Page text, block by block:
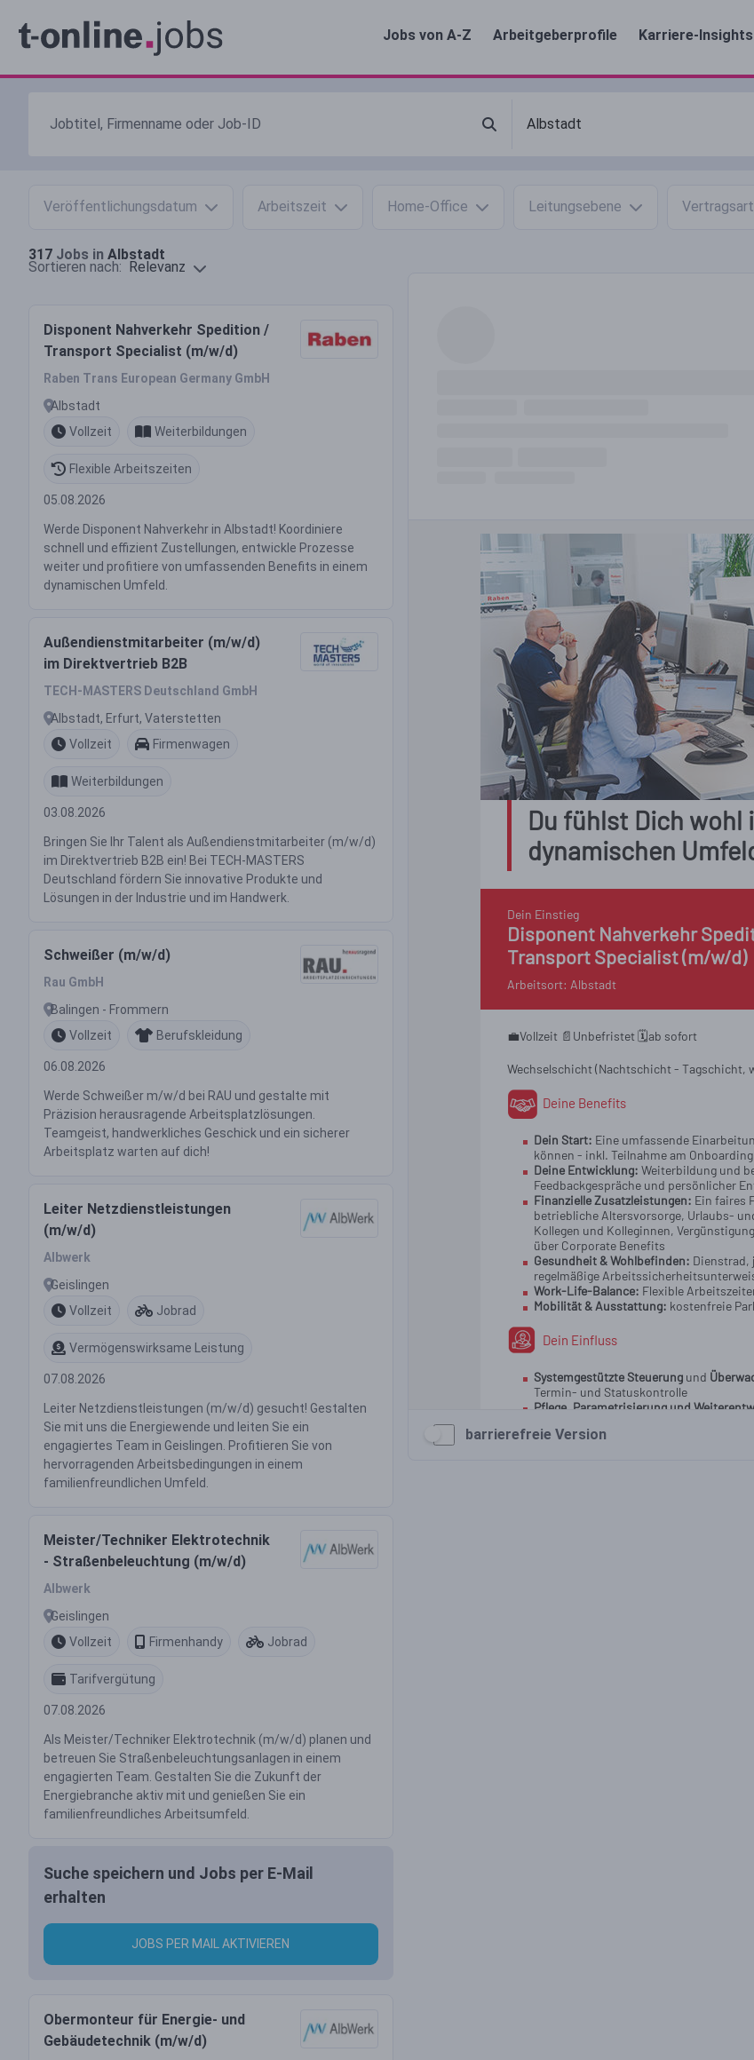
Jobs von A-Z Arbeitgeberprofile Karriere-Insights
Veröffentlichungsdatum Arbeitszeit Home-Office Leitungsebene Vertragsart
317 Jobs in Albstadt
Sortieren nach: Relevanz
Disponent Nahverkehr Spedition /
Transport Specialist (m/w/d)
Raben Trans European Germany GmbH
Albstadt
Vollzeit
Weiterbildungen
Flexible Arbeitszeiten
05.08.2026
Werde Disponent Nahverkehr in Albstadt! Koordiniere
schnell und effizient Zustellungen, entwickle Prozesse
weiter und profitiere von umfassenden Benefits in einem
dynamischen Umfeld.
Außendienstmitarbeiter (m/w/d)
im Direktvertrieb B2B
TECH-MASTERS Deutschland GmbH
Albstadt, Erfurt, Vaterstetten
Vollzeit
Firmenwagen
Weiterbildungen
03.08.2026
Bringen Sie Ihr Talent als Außendienstmitarbeiter (m/w/d)
im Direktvertrieb B2B ein! Bei TECH-MASTERS
Deutschland fördern Sie innovative Produkte und
Lösungen in der Industrie und im Handwerk.
Schweißer (m/w/d)
Rau GmbH
Balingen - Frommern
Vollzeit
Berufskleidung
06.08.2026
Werde Schweißer m/w/d bei RAU und gestalte mit
Präzision herausragende Arbeitsplatzlösungen.
Teamgeist, handwerkliches Geschick und ein sicherer
Arbeitsplatz warten auf dich!
Leiter Netzdienstleistungen
(m/w/d)
Albwerk
Geislingen
Vollzeit
Jobrad
Vermögenswirksame Leistung
07.08.2026
Leiter Netzdienstleistungen (m/w/d) gesucht! Gestalten
Sie mit uns die Energiewende und leiten Sie ein
engagiertes Team in Geislingen. Profitieren Sie von
hervorragenden Arbeitsbedingungen in einem
familienfreundlichen Umfeld.
Meister/Techniker Elektrotechnik
- Straßenbeleuchtung (m/w/d)
Albwerk
Geislingen
Vollzeit
Firmenhandy Jobrad
Tarifvergütung
07.08.2026
Als Meister/Techniker Elektrotechnik (m/w/d) planen und
betreuen Sie Straßenbeleuchtungsanlagen in einem
engagierten Team. Gestalten Sie die Zukunft der
Energiebranche aktiv mit und genießen Sie ein
familienfreundliches Arbeitsumfeld.
Suche speichern und Jobs per E-Mail
erhalten
JOBS PER MAIL AKTIVIEREN
Obermonteur für Energie- und
Gebäudetechnik (m/w/d)
barrierefreie Version